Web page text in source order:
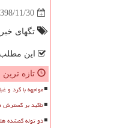
11/30
تگهای
این
تازه
مواجهه با گرد و
تاکید بر گسترش
دو توله گمشده